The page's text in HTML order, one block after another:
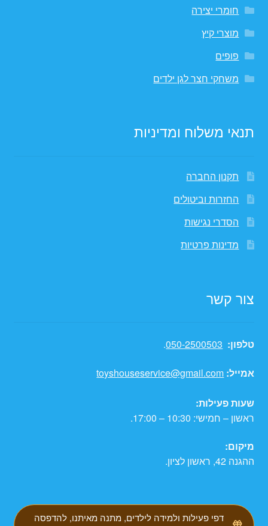
חומרי יצירה
מוצרי קיץ
פופים
משחקי חצר לגן ילדים
תנאי משלוח ומדיניות
תקנון החברה
החזרות וביטולים
הסדרי נגישות
מדינות פרטיות
צור קשר
טלפון: 050-2500503
.
אמייל: toyshouseservice@gmail.com
שעות פעילות:
ראשון – חמישי: 10:30 – 17:00.
מיקום:
ההגנה 42, ראשון לציון.
דפי פעילות ולמידה לילדים, מתנה מאיתנו, להדפסה